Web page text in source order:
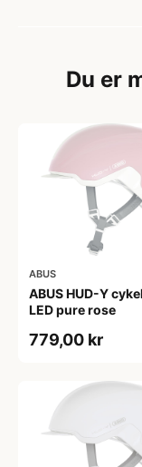
Du er
ABUS
ABUS HUD-Y
LED pure rose
779,00 kr